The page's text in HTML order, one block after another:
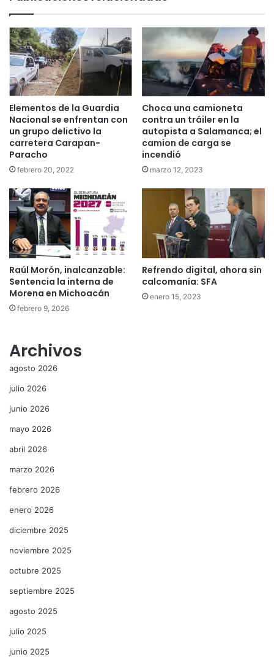
Elementos de la Guardia
Nacional se enfrentan con
un grupo delictivo la
carretera Carapan-
Paracho
febrero 20, 2022
Choca una camioneta
contra un tráiler en la
autopista a Salamanca; el
camion de carga se
incendió
marzo 12, 2023
Raúl Morón, inalcanzable:
Sentencia la interna de
Morena en Michoacán
febrero 9, 2026
Refrendo digital, ahora sin
calcomanía: SFA
enero 15, 2023
Archivos
agosto 2026
julio 2026
junio 2026
mayo 2026
abril 2026
marzo 2026
febrero 2026
enero 2026
diciembre 2025
noviembre 2025
octubre 2025
septiembre 2025
agosto 2025
julio 2025
junio 2025